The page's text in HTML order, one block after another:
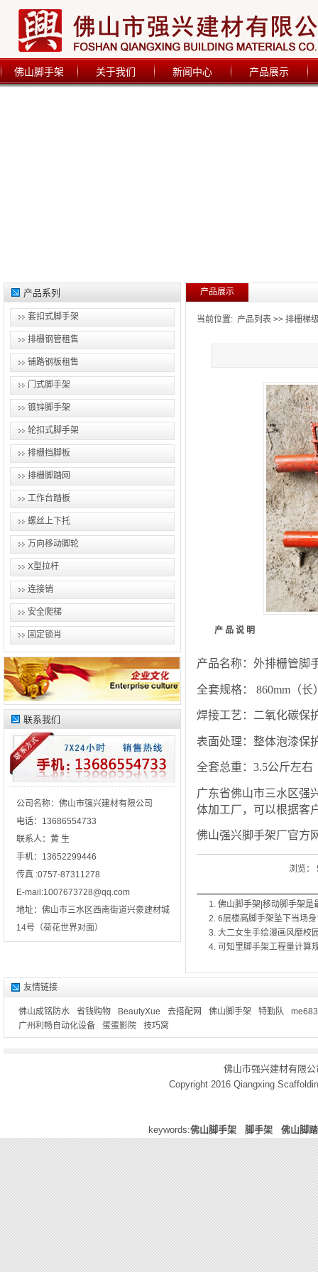
佛山脚手架 关于我们 新闻中心 产品展示
产品展示
当前位置: 产品列表 >> 排栅梯
产 品 说 明
产品名称：外排栅管脚
全套规格： 860mm（长
焊接工艺：二氧化碳保
表面处理：整体泡漆保
全套总重：3.5公斤左右
广东省佛山市三水区强
体加工厂，可以根据客
佛山强兴脚手架厂官方
浏览：
佛山脚手架|移动脚手架是
6层楼高脚手架坠下当场
大二女生手绘漫画风靡校
可知里脚手架工程量计算
产品系列
套扣式脚手架
排栅钢管租售
铺路钢板租售
门式脚手架
镀锌脚手架
轮扣式脚手架
排栅挡脚板
排栅脚踏网
工作台踏板
螺丝上下托
万向移动脚轮
X型拉杆
连接销
安全爬梯
固定锁肖
联系我们
公司名称： 佛山市强兴建材有限公司
电话：
13686554733
联系人： 黄 生
手机：
13652299446
传真 :0757-87311278
E-mail:1007673728@qq.com
地址： 佛山市三水区西南街道兴豪建材城
14号（荷花世界对面）
友情链接
佛山成铭防水 省钱购物 BeautyXue 去搭配网 佛山脚手架 特勤队
广州利畅自动化设备
蛋蛋影院 技巧窝
佛山市强兴建材有限公
Copyright 2016 Qiangxing
keywords:佛山脚手架 脚手架 佛山脚